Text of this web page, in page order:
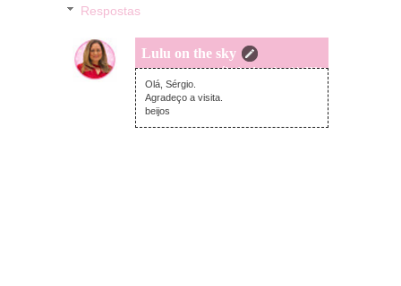
Respostas
Lulu on the sky
sábado, dezembro 14, 2024
Olá, Sérgio.
Agradeço a visita.
beijos